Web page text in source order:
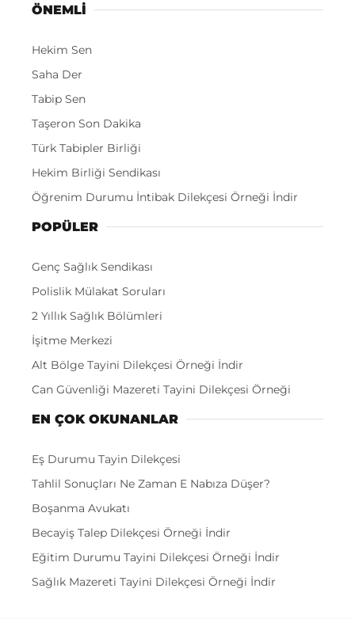
ÖNEMLI
Hekim Sen
Saha Der
Tabip Sen
Taşeron Son Dakika
Türk Tabipler Birliği
Hekim Birliği Sendikası
Öğrenim Durumu İntibak Dilekçesi Örneği İndir
POPÜLER
Genç Sağlık Sendikası
Polislik Mülakat Soruları
2 Yıllık Sağlık Bölümleri
İşitme Merkezi
Alt Bölge Tayini Dilekçesi Örneği İndir
Can Güvenliği Mazereti Tayini Dilekçesi Örneği
EN ÇOK OKUNANLAR
Eş Durumu Tayin Dilekçesi
Tahlil Sonuçları Ne Zaman E Nabıza Düşer?
Boşanma Avukatı
Becayiş Talep Dilekçesi Örneği İndir
Eğitim Durumu Tayini Dilekçesi Örneği İndir
Sağlık Mazereti Tayini Dilekçesi Örneği İndir